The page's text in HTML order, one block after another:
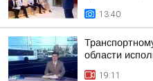
13:40
области
19:11